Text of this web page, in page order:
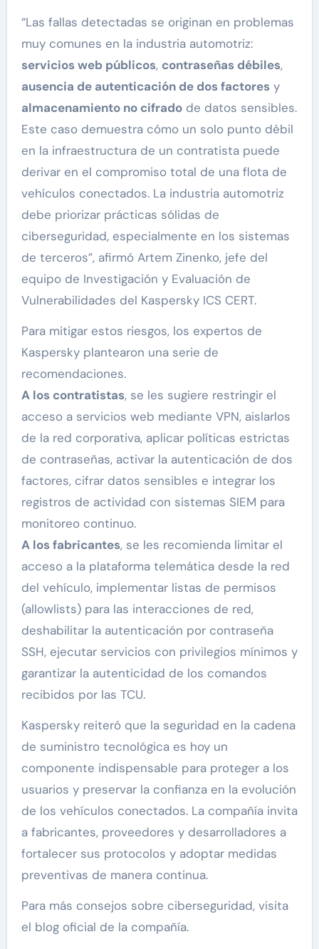
“Las fallas detectadas se originan en problemas
muy comunes en la industria automotriz:
servicios web públicos, contraseñas débiles,
ausencia de autenticación de dos factoresy
almacenamiento no cifradode datos sensibles.
Este caso demuestra cómo un solo punto débil
en la infraestructura de un contratista puede
derivar en el compromiso total de una flota de
vehículos conectados. La industria automotriz
debe priorizar prácticas sólidas de
ciberseguridad, especialmente en los sistemas
de terceros”, afirmó Artem Zinenko, jefe del
equipo de Investigación y Evaluación de
Vulnerabilidades del Kaspersky ICS CERT.
Para mitigar estos riesgos, los expertos de
Kaspersky plantearon una serie de
recomendaciones.
A los contratistas, se les sugiere restringir el
acceso a servicios web mediante VPN, aislarlos
de la red corporativa, aplicar políticas estrictas
de contraseñas, activar la autenticación de dos
factores, cifrar datos sensibles e integrar los
registros de actividad con sistemas SIEM para
monitoreo continuo.
A los fabricantes, se les recomienda limitar el
acceso a la plataforma telemática desde la red
del vehículo, implementar listas de permisos
(allowlists) para las interacciones de red,
deshabilitar la autenticación por contraseña
SSH, ejecutar servicios con privilegios mínimos y
garantizar la autenticidad de los comandos
recibidos por las TCU.
Kaspersky reiteró que la seguridad en la cadena
de suministro tecnológica es hoy un
componente indispensable para proteger a los
usuarios y preservar la confianza en la evolución
de los vehículos conectados. La compañía invita
a fabricantes, proveedores y desarrolladores a
fortalecer sus protocolos y adoptar medidas
preventivas de manera continua.
Para más consejos sobre ciberseguridad, visita
el blog oficial de la compañía.